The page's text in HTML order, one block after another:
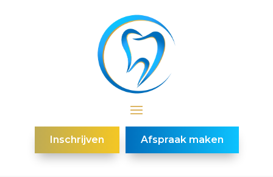
Inschrijven Afspraak maken